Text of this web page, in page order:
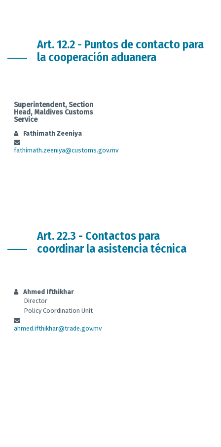
Art. 12.2 - Puntos de contacto para
la cooperación aduanera
Superintendent, Section
Head, Maldives Customs
Service
Fathimath Zeeniya
fathimath.zeeniya@customs.gov.mv
Art. 22.3 - Contactos para
coordinar la asistencia técnica
Ahmed Ifthikhar
Director
Policy Coordination Unit
ahmed.ifthikhar@trade.gov.mv